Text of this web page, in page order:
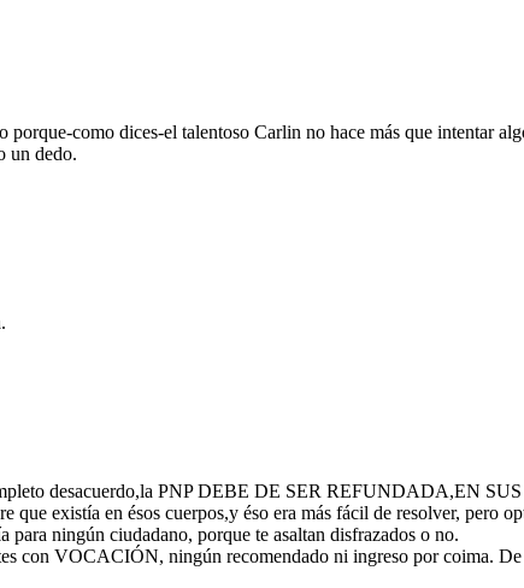
porque-como dices-el talentoso Carlin no hace más que intentar
un dedo.
desacuerdo,la PNP DEBE DE SER REFUNDADA,EN
existía en ésos cuerpos,y éso era más fácil de resolver, pero
ningún ciudadano, porque te asaltan disfrazados o no.
con VOCACIÓN, ningún recomendado ni ingreso por coima.